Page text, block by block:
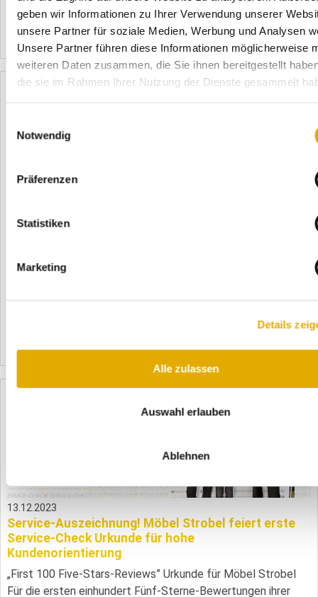
geben wir Informationen zu Ihrer Verwendung unserer
unsere Partner für soziale Medien, Werbung und Analysen
Unsere Partner führen diese Informationen möglicherweise
weiteren Daten zusammen, die Sie ihnen bereitgestellt
die sie im Rahmen Ihrer Nutzung der Dienste gesammelt
Notwendig
Präferenzen
Statistiken
Marketing
Details
Alle zulassen
Auswahl erlauben
Ablehnen
Institut Service-Check dur ...
Mehr erfahren 2670
Möbel Beyhoff startet den SERVICE-CHECK!
Kundenorientierung in Bottrop
mit einer 125-jährigen Geschichte, freut sich, die Einführung
Kundenfeedback-System wird in Zusammenarbeit mit dem
Mehr erfahren 2670
13.12.2023
Service-Auszeichnung! Möbel Strobel feiert erste
Service-Check Urkunde für hohe
Kundenorientierung
„First 100 Five-Stars-Reviews” Urkunde für Möbel Strobel
Für die ersten einhundert Fünf-Sterne-Bewertungen ihrer